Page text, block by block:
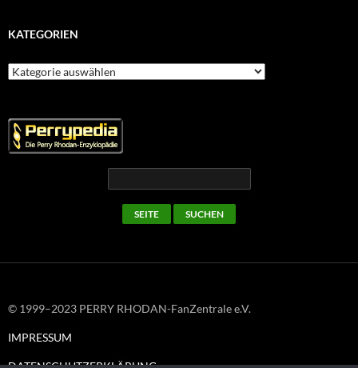
KATEGORIEN
Kategorien
© 1999–2023 PERRY RHODAN-FanZentrale e.V.
IMPRESSUM